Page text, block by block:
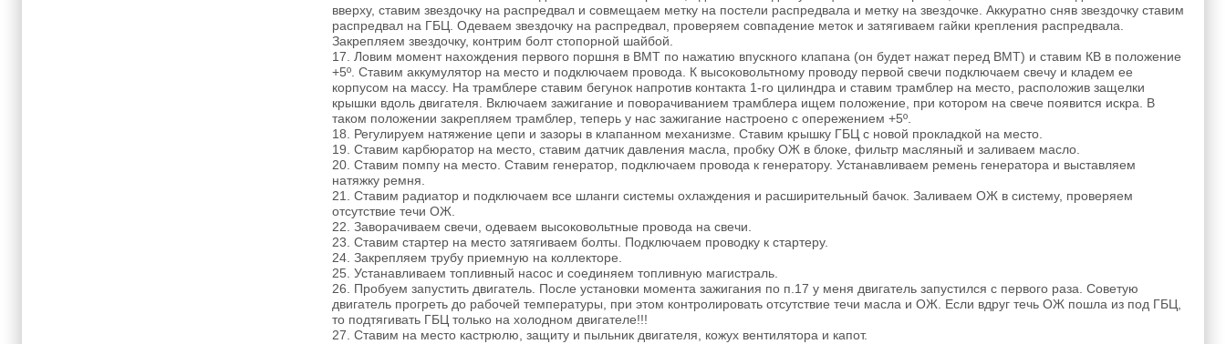
вверху, ставим звездочку на распредвал и совмещаем метку на постели распредвала и метку на звездочке. Аккуратно сняв звездочку ставим
распредвал на ГБЦ. Одеваем звездочку на распредвал, проверяем совпадение меток и затягиваем гайки крепления распредвала.
Закрепляем звездочку, контрим болт стопорной шайбой.
17. Ловим момент нахождения первого поршня в ВМТ по нажатию впускного клапана (он будет нажат перед ВМТ) и ставим КВ в положение
+5º. Ставим аккумулятор на место и подключаем провода. К высоковольтному проводу первой свечи подключаем свечу и кладем ее
корпусом на массу. На трамблере ставим бегунок напротив контакта 1-го цилиндра и ставим трамблер на место, расположив защелки
крышки вдоль двигателя. Включаем зажигание и поворачиванием трамблера ищем положение, при котором на свече появится искра. В
таком положении закрепляем трамблер, теперь у нас зажигание настроено с опережением +5º.
18. Регулируем натяжение цепи и зазоры в клапанном механизме. Ставим крышку ГБЦ с новой прокладкой на место.
19. Ставим карбюратор на место, ставим датчик давления масла, пробку ОЖ в блоке, фильтр масляный и заливаем масло.
20. Ставим помпу на место. Ставим генератор, подключаем провода к генератору. Устанавливаем ремень генератора и выставляем
натяжку ремня.
21. Ставим радиатор и подключаем все шланги системы охлаждения и расширительный бачок. Заливаем ОЖ в систему, проверяем
отсутствие течи ОЖ.
22. Заворачиваем свечи, одеваем высоковольтные провода на свечи.
23. Ставим стартер на место затягиваем болты. Подключаем проводку к стартеру.
24. Закрепляем трубу приемную на коллекторе.
25. Устанавливаем топливный насос и соединяем топливную магистраль.
26. Пробуем запустить двигатель. После установки момента зажигания по п.17 у меня двигатель запустился с первого раза. Советую
двигатель прогреть до рабочей температуры, при этом контролировать отсутствие течи масла и ОЖ. Если вдруг течь ОЖ пошла из под ГБЦ,
то подтягивать ГБЦ только на холодном двигателе!!!
27. Ставим на место кастрюлю, защиту и пыльник двигателя, кожух вентилятора и капот.